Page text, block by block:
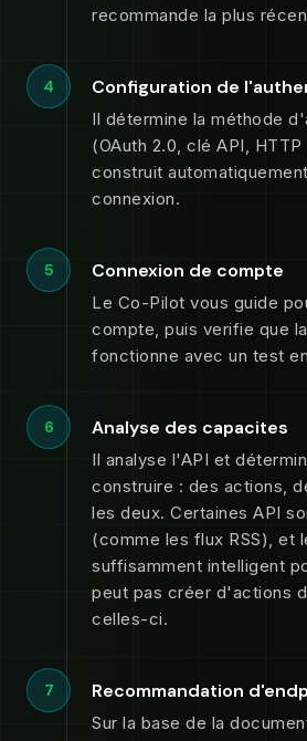
recommande la plus
4 Configuration de
Il détermine la méthode
(OAuth 2.0, clé API,
construit
connexion.
5 Connexion de compte
Le Co-Pilot vous guide
compte, puis verifie que
fonctionne avec un test
6 Analyse des capacites
Il analyse l'API et
construire : des actions,
les deux. Certaines API
(comme les flux RSS), et
suffisamment intelligent
peut pas créer d'actions
celles-ci.
7 Recommandation
Sur la base de la